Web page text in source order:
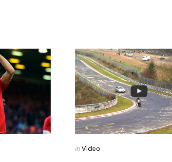
Categories
Posted
inVideo